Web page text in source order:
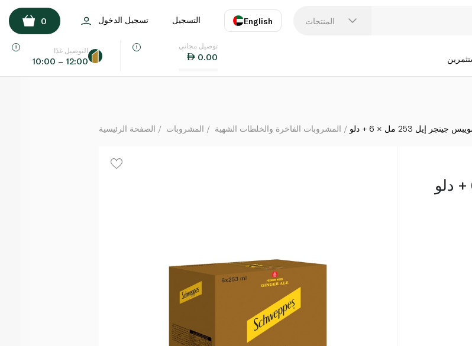
المنتجات English
اللغة
التسجيل تسجيل الدخول 0
توصيل مجاني
0.00
التوصيل غدًا
10:00 – 12:00
الصفحة الرئيسية المشروبات المشروبات الفاخرة والخلطات الشهية جينجر إيل 253 مل × 6 + دلو